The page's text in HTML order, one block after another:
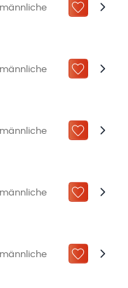
ZU „MEINE
ZU „MEINE
ZU „MEINE
ZU „MEINE
ZU „MEINE